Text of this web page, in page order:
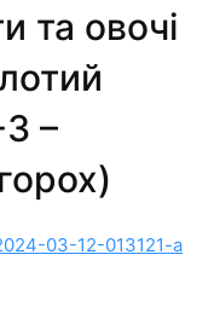
та овочі
–
03-12-013121-a